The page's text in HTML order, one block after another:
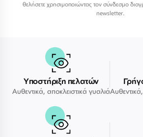
θελήσετε χρησιμοποιώντας τον σύνδεσμο
newsletter.
Υποστήριξη πελατών
Αυθεντικά, αποκλειστικά γυαλιά